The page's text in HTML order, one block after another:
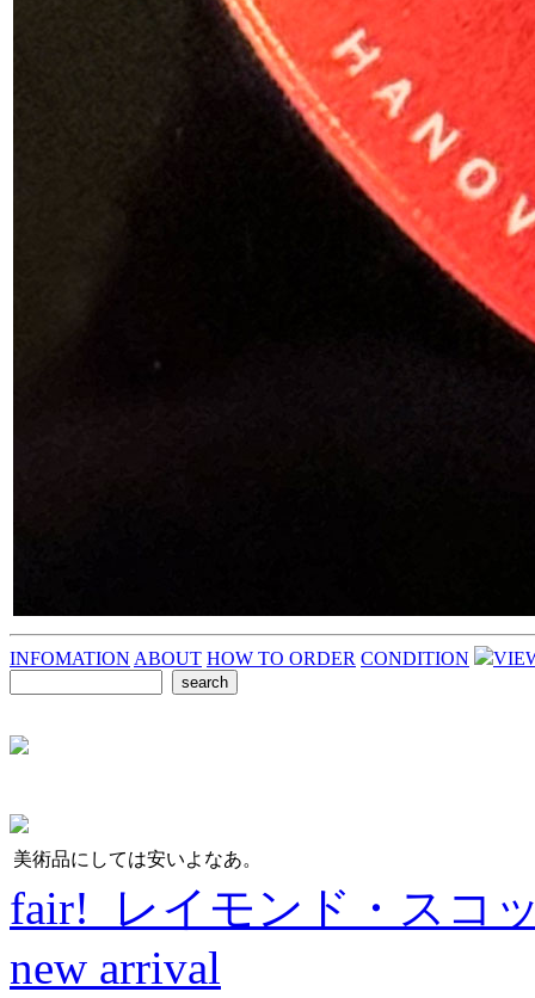
INFOMATION ABOUT HOW TO ORDER CONDITION
美術品にしては安いよなあ。
fair! レイモンド・スコ
new arrival